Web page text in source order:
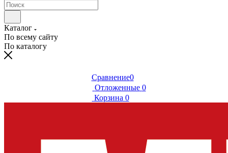
Каталог
По всему сайту
По каталогу
Сравнение0
Отложенные 0
Корзина 0